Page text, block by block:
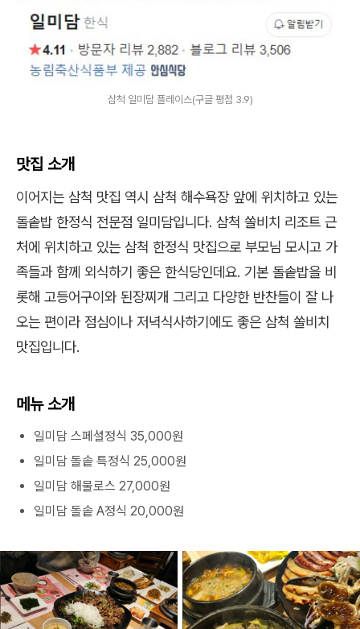
삼척 일미담 플레이스(구글 평점 3.9)
맛집 소개
이어지는 삼척 맛집 역시 삼척 해수욕장 앞에 위치하고 있는
돌솥밥 한정식 전문점 일미담입니다. 삼척 쏠비치 리조트 근
처에 위치하고 있는 삼척 한정식 맛집으로 부모님 모시고 가
족들과 함께 외식하기 좋은 한식당인데요. 기본 돌솥밥을 비
롯해 고등어구이와 된장찌개 그리고 다양한 반찬들이 잘 나
오는 편이라 점심이나 저녁식사하기에도 좋은 삼척 쏠비치
맛집입니다.
메뉴 소개
일미담 스페셜정식 35,000원
일미담 돌솥 특정식 25,000원
일미담 해물로스 27,000원
일미담 돌솥 A정식 20,000원